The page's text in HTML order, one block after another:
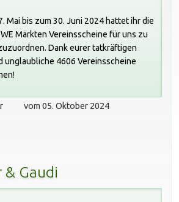
Mai bis zum 30. Juni 2024 hattet ihr die
Märkten Vereinsscheine für uns zu
Dank eurer tatkräftigen
unglaubliche 4606 Vereinsscheine
vom 05. Oktober 2024
& Gaudi